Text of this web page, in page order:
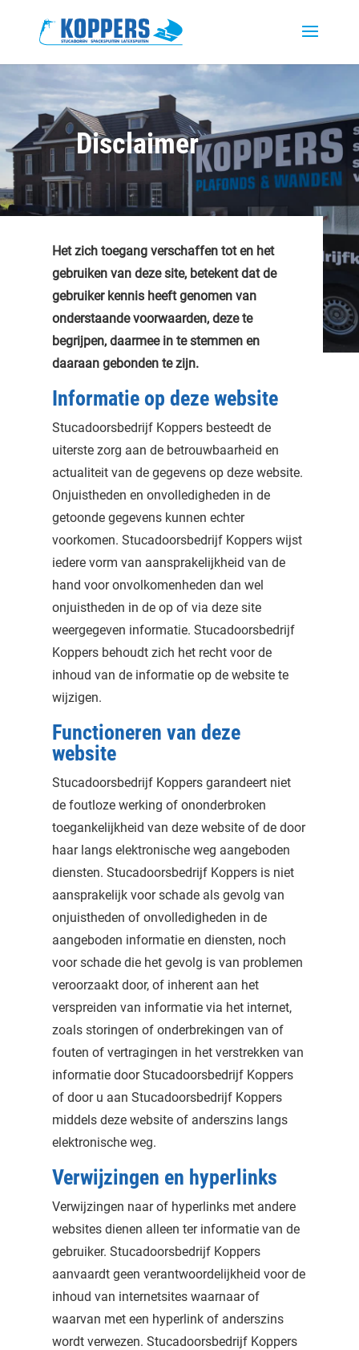
Disclaimer
Het zich toegang verschaffen tot en het
gebruiken van deze site, betekent dat de
gebruiker kennis heeft genomen van
onderstaande voorwaarden, deze te
begrijpen, daarmee in te stemmen en
daaraan gebonden te zijn.
Informatie op deze website
Stucadoorsbedrijf Koppers besteedt de
uiterste zorg aan de betrouwbaarheid en
actualiteit van de gegevens op deze website.
Onjuistheden en onvolledigheden in de
getoonde gegevens kunnen echter
voorkomen. Stucadoorsbedrijf Koppers wijst
iedere vorm van aansprakelijkheid van de
hand voor onvolkomenheden dan wel
onjuistheden in de op of via deze site
weergegeven informatie. Stucadoorsbedrijf
Koppers behoudt zich het recht voor de
inhoud van de informatie op de website te
wijzigen.
Functioneren van deze
website
Stucadoorsbedrijf Koppers garandeert niet
de foutloze werking of ononderbroken
toegankelijkheid van deze website of de door
haar langs elektronische weg aangeboden
diensten. Stucadoorsbedrijf Koppers is niet
aansprakelijk voor schade als gevolg van
onjuistheden of onvolledigheden in de
aangeboden informatie en diensten, noch
voor schade die het gevolg is van problemen
veroorzaakt door, of inherent aan het
verspreiden van informatie via het internet,
zoals storingen of onderbrekingen van of
fouten of vertragingen in het verstrekken van
informatie door Stucadoorsbedrijf Koppers
of door u aan Stucadoorsbedrijf Koppers
middels deze website of anderszins langs
elektronische weg.
Verwijzingen en hyperlinks
Verwijzingen naar of hyperlinks met andere
websites dienen alleen ter informatie van de
gebruiker. Stucadoorsbedrijf Koppers
aanvaardt geen verantwoordelijkheid voor de
inhoud van internetsites waarnaar of
waarvan met een hyperlink of anderszins
wordt verwezen. Stucadoorsbedrijf Koppers